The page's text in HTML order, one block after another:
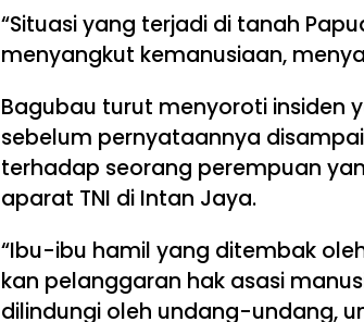
“Situasi yang terjadi di tanah
menyangkut kemanusiaan,
Bagubau turut menyoroti insiden
sebelum pernyataannya
terhadap seorang perempuan
aparat TNI di Intan Jaya.
“Ibu-ibu hamil yang ditembak
kan pelanggaran hak asasi
dilindungi oleh undang-undang,